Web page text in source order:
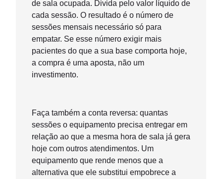
de sala ocupada. Divida pelo valor líquido de
cada sessão. O resultado é o número de
sessões mensais necessário só para
empatar. Se esse número exigir mais
pacientes do que a sua base comporta hoje,
a compra é uma aposta, não um
investimento.
Faça também a conta reversa: quantas
sessões o equipamento precisa entregar em
relação ao que a mesma hora de sala já gera
hoje com outros atendimentos. Um
equipamento que rende menos que a
alternativa que ele substitui empobrece a